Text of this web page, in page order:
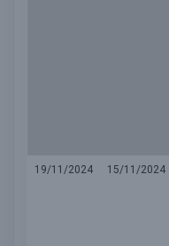
19/11/2024
15/11/2024